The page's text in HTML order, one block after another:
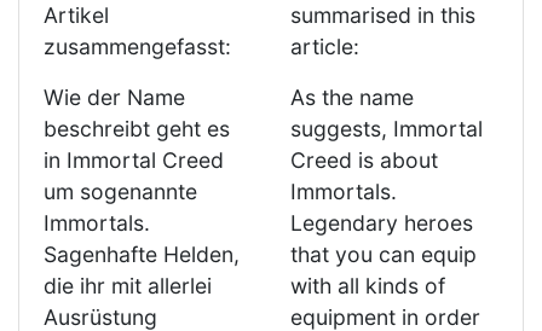
Artikel
zusammengefasst:
Wie der Name
beschreibt geht es
in Immortal Creed
um sogenannte
Immortals.
Sagenhafte Helden,
die ihr mit allerlei
Ausrüstung
summarised in this
article:
As the name
suggests, Immortal
Creed is about
Immortals.
Legendary heroes
that you can equip
with all kinds of
equipment in order